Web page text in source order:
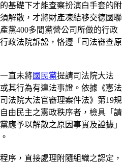
基礎下才能查察扮演白手套的附
解散，才將財產凍結移交德國聯
黨400多間黨營公司所做的行政
政法院訴訟，恪遵「司法審查原
直未將國民黨提請司法院大法
其行為有違法事證。依據《憲法
法院大法官審理案件法》第19規
由民主之憲政秩序者，檢具「請
應予以解散之原因事實及證據」
序，直接處理附隨組織之認定，